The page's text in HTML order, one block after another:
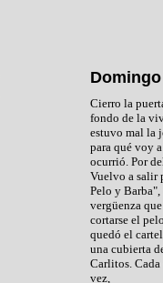
Cierro la
fondo de la
estuvo mal la
para qué voy
ocurrió. Por
Vuelvo a salir
Pelo y
vergüenza
cortarse el
quedó el
una cubierta
Carlitos. Cada
vez,